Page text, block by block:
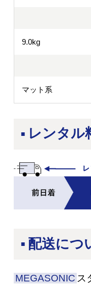
9.0kg
マット系
レンタル
配送につ
MEGASONIC ス